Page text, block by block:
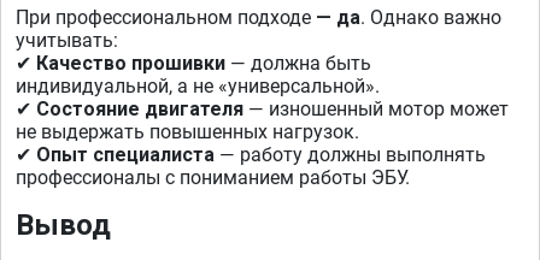
При профессиональном подходе — да. Однако важно
учитывать:
✔ Качество прошивки — должна быть
индивидуальной, а не «универсальной».
✔ Состояние двигателя — изношенный мотор может
не выдержать повышенных нагрузок.
✔ Опыт специалиста — работу должны выполнять
профессионалы с пониманием работы ЭБУ.
Вывод